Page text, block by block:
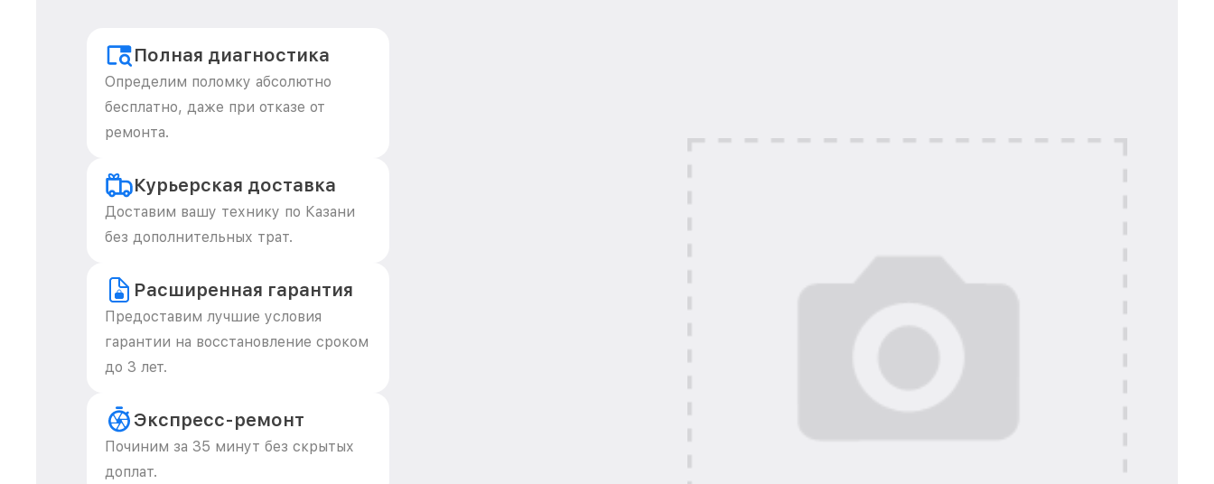
Полная диагностика
Определим поломку абсолютно
бесплатно, даже при отказе от
ремонта.
Курьерская доставка
Доставим вашу технику по Казани
без дополнительных трат.
Расширенная гарантия
Предоставим лучшие условия
гарантии на восстановление сроком
до 3 лет.
Экспресс-ремонт
Починим за 35 минут без скрытых
доплат.